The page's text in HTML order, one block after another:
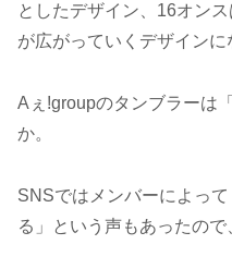
としたデザイン、16オン
が広がっていくデザインに
Aぇǃgroupのタンブラーは
か。
SNSではメンバーによっ
る」という声もあったので